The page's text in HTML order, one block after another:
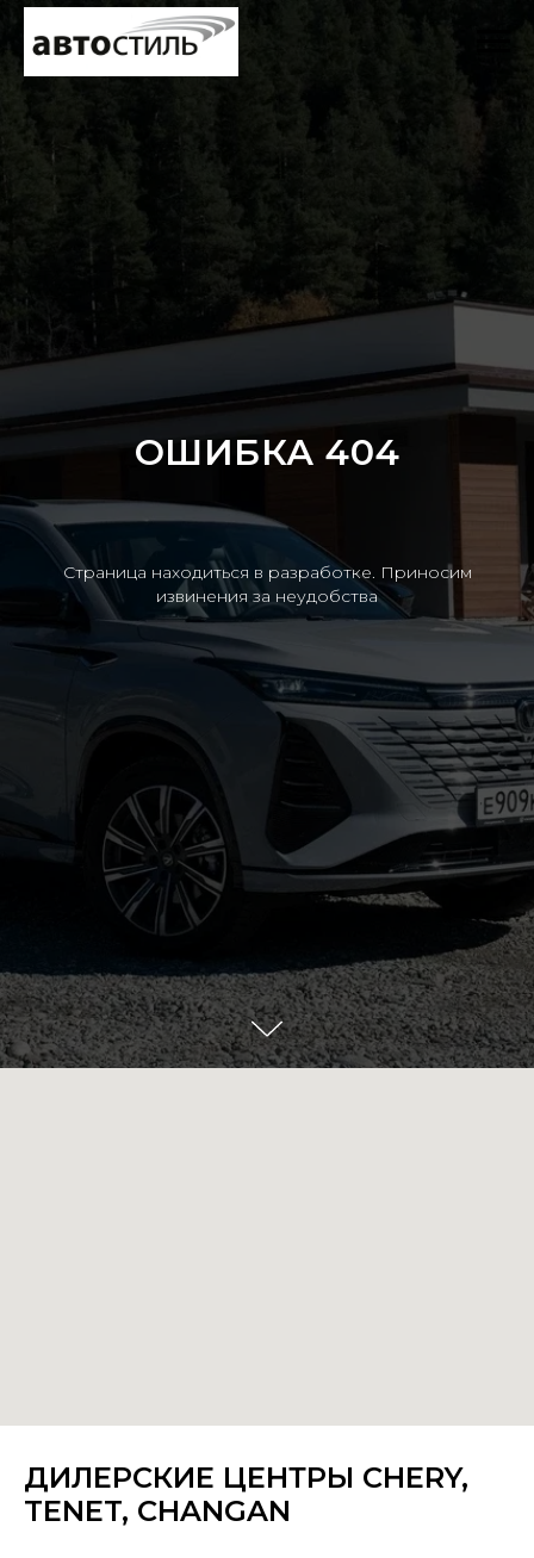
ОШИБКА 404
Страница находиться в разработке. Приносим
извинения за неудобства
ДИЛЕРСКИЕ ЦЕНТРЫ CHERY,
TENET, CHANGAN